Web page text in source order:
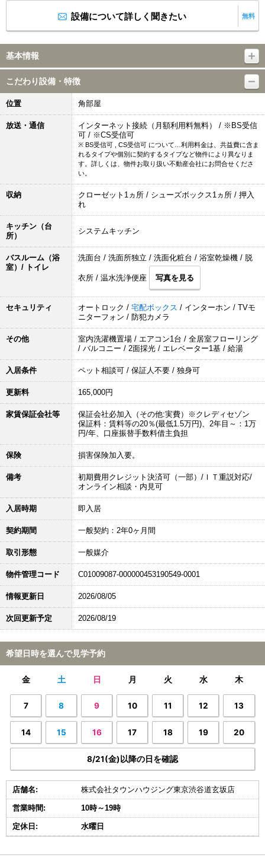
設備について詳しく聞きたい 無料
基本情報
こだわり設備・特徴
位置 角部屋
放送・通信
インターネット接続（月額利用料無料） / ※BS受信
可 / ※CS受信可
※ BS受信可 , CS受信可 について…利用料金は、共益費に含ま
れるタイプや個別に契約するタイプなど物件により異なりま
す。詳しくは、物件お取り扱い不動産会社にお問合せくださ
い。
収納
クローゼット1ヵ所 / シューズボックス1ヵ所 / 押入
れ
キッチン（台
所）
システムキッチン
バスルーム（浴
室）/ トイレ
洗面台 / 洗面所独立 / 洗面化粧台 / 浴室乾燥機 / 脱
衣所 / 温水洗浄便座 写真を見る
セキュリティ オートロック / 宅配ボックス / インターホン / TVモ
ニターフォン / 防犯カメラ
その他
室内洗濯機置場 / エアコン1台 / 全居室フローリング
/ バルコニー / 2面採光 / エレベーター1基 / 給湯
入居条件 ペット相談可 / 保証人不要 / 独身可
更新料 165,000円
家賃保証会社等
保証会社必加入（その他:実費）※クレディセゾン
保証料：賃料等の20％(最低1.5万円)、2年目～：1万
円/年、口座振替手数料借主負担
保険 損害保険加入要。
備考
初期費用クレジット決済可（一部）/ＩＴ重説対応/
オンライン相談・内見可
入居時期 即入居
契約期間 一般契約：2年0ヶ月間
取引形態 一般媒介
物件管理コード C01009087-000000453190549-0001
情報更新日 2026/08/05
次回更新予定 2026/08/19
希望日時を選んで見学予約
金 土 日 月 火 水 木
7 8 9 10 11 12 13
14 15 16 17 18 19 20
8/21(金)以降の日を確認
店舗名: 株式会社タウンハウジング東京渋谷道玄坂店
営業時間: 10時～19時
定休日: 水曜日